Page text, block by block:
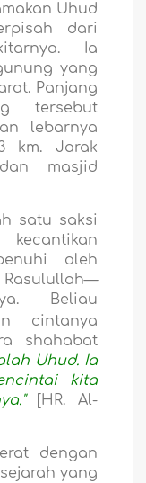
Uhud
dari
Ia
yang
Panjang
tersebut
lebarnya
km. Jarak
masjid
satu saksi
kecantikan
oleh
Beliau
cintanya
shahabat
Uhud. Ia
kita
[HR. Al-
dengan
yang